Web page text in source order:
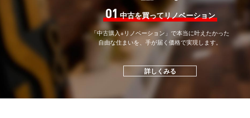
01中古を買ってリノベーション
「中古購入+リノベーション」で本当に叶えたかった
自由な住まいを、手が届く価格で実現します。
詳しくみる